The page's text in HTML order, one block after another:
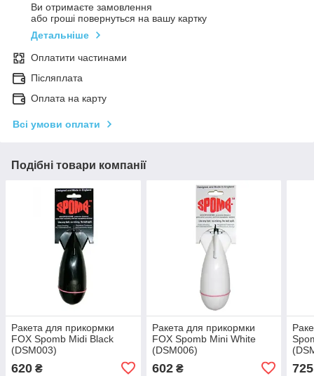
Ви отримаєте замовлення
або гроші повернуться на вашу картку
Детальніше
Оплатити частинами
Післяплата
Оплата на карту
Всі умови оплати
Подібні товари компанії
Ракета для прикормки
FOX Spomb Midi Black
(DSM003)
620 ₴
Ракета для прикормки
FOX Spomb Mini White
(DSM006)
602₴ 725